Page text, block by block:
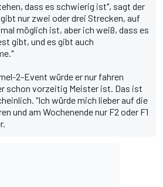
dass es schwierig ist", sagt der
nur zwei oder drei Strecken, auf
möglich ist, aber ich weiß, dass es
gibt, und es gibt auch
2-Event würde er nur fahren
schon vorzeitig Meister ist. Das ist
"Ich würde mich lieber auf die
und am Wochenende nur F2 oder F1